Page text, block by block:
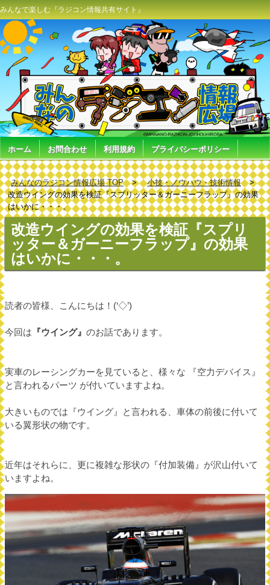
みんなで楽しむ『ラジコン情報共有サイト』
ホーム お問合わせ 利用規約 プライバシーポリシー
みんなのラジコン情報広場 TOP
小技・ノウハウ・技術情報
改造ウイングの効果を検証『スプリッター＆ガーニーフラップ』の効果
はいかに・・・。
改造ウイングの効果を検証『スプリ
ッター＆ガーニーフラップ』の効果
はいかに・・・。
読者の皆様、こんにちは！(‘◇’)ゞ
今回は 『ウイング』 のお話であります。
実車のレーシングカーを見ていると、様々な 『空力デバイス』
と言われるパーツ が付いていますよね。
大きいものでは『ウイング』と言われる、車体の前後に付いて
いる翼形状の物です。
近年はそれらに、更に複雑な形状の『付加装備』が沢山付いて
いますよね。